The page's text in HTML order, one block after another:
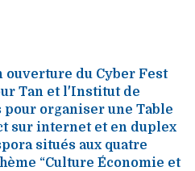
ouverture du Cyber Fest
Tan et l'Institut de
pour organiser une Table
sur internet et en duplex
situés aux quatre
“Culture Économie et